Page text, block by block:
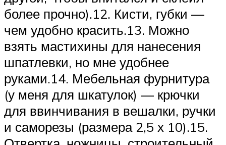
более прочно).12. Кисти, губки —
чем удобно красить.13. Можно
взять мастихины для нанесения
шпатлевки, но мне удобнее
руками.14. Мебельная фурнитура
(у меня для шкатулок) — крючки
для ввинчивания в вешалки, ручки
и саморезы (размера 2,5 х 10).15.